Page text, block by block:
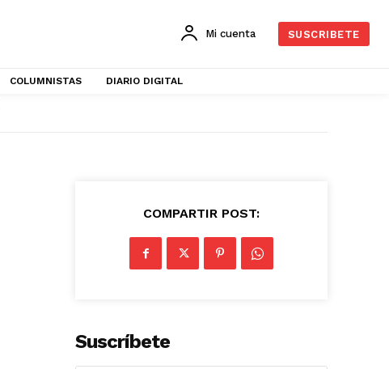
Mi cuenta SUSCRIBETE
COLUMNISTAS DIARIO DIGITAL
COMPARTIR POST:
Suscríbete